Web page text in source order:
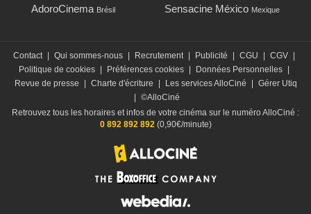
AdoroCinema Brésil Sensacine México Mexique
Contact Qui sommes-nous Recrutement Publicité CGU CGV
Politique de cookies
Préférences cookies Données Personnelles
Revue de presse
Charte d'écriture Les services AlloCiné
Gérer Utiq
©AlloCiné
Retrouvez tous les horaires et infos de votre cinéma sur le numéro AlloCiné :
0 892 892 892(0,90€/minute)